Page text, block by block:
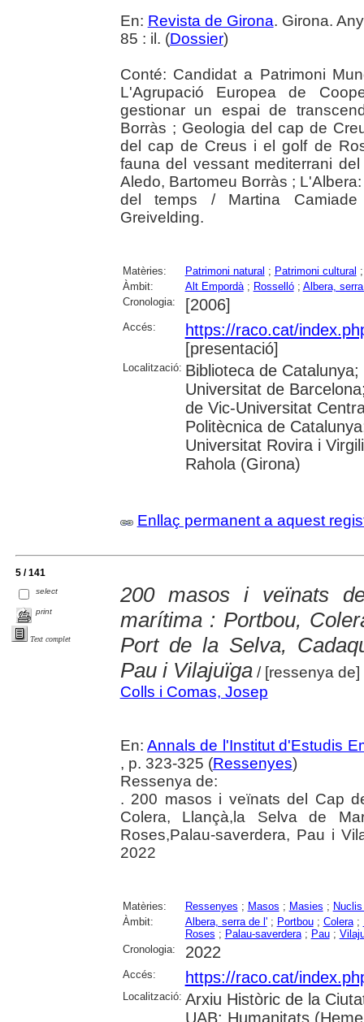
En: Revista de Girona. Girona.
85 : il. (Dossier)
Conté: Candidat a Patrimoni
L'Agrupació Europea de
gestionar un espai de
Borràs ; Geologia del cap de
del cap de Creus i el golf de
fauna del vessant mediterrani
Aledo, Bartomeu Borràs ;
del temps / Martina Camiade
Greivelding.
Matèries: Patrimoni natural ; Patrimoni cultural
Àmbit:
Alt Empordà; Rosselló; Albera,
Cronologia:
[2006]
Accés:
https://raco.cat/
[presentació]
Localització: Biblioteca de
Universitat de
de Vic-Universitat
Politècnica de
Universitat Rovira i
Rahola (Girona)
Enllaç permanent a aquest
5 / 141
select
print
Text complet
200 masos i veïnats
marítima : Portbou,
Port de la Selva,
Pau i Vilajuïga/ [ressenya de]
Colls i Comas, Josep
En:Annals de l'Institut d'Estudis
, p. 323-325 (Ressenyes)
Ressenya de:
. 200 masos i veïnats del Cap
Colera, Llançà,la Selva de
Roses,Palau-saverdera, Pau i
2022
Matèries: Ressenyes ; Masos ; Masies ;
Àmbit:
Albera, serra de l'; Portbou; Colera;
Roses ; Palau-saverdera; Pau;
Cronologia:
2022
Accés: https://raco.cat/
Localització: Arxiu Històric de la
UAB: Humanitats